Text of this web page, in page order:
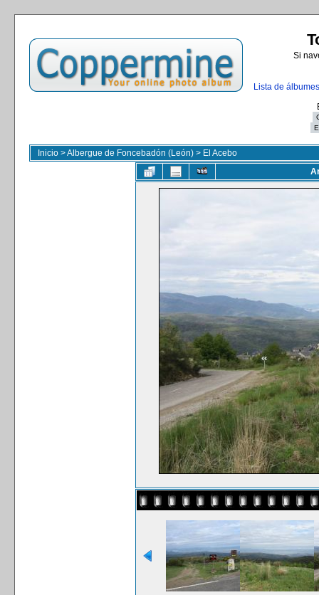
Si
Lista de álbumes
Inicio >Albergue de Foncebadón (León) > El Acebo